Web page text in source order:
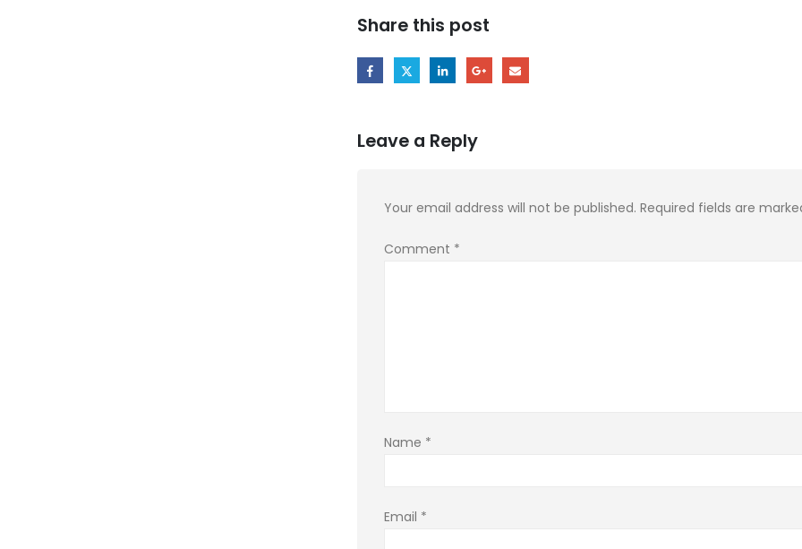
Share this post
Leave a Reply
Your email address will not be published. Required fields are
Comment *
Name *
Email *